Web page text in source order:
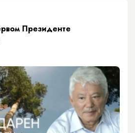
Президенте